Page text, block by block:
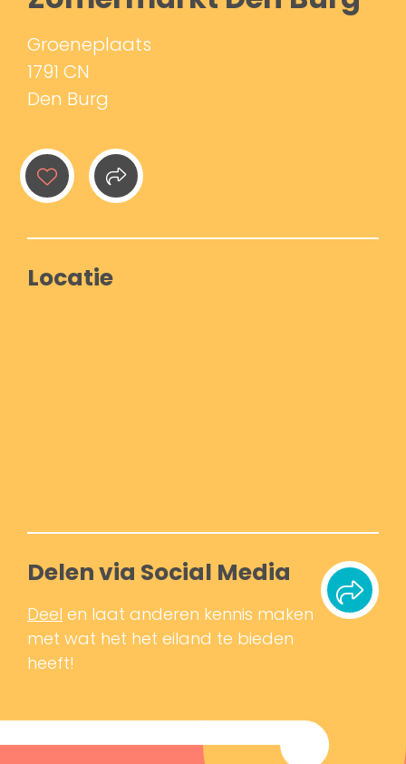
Groeneplaats
1791 CN
Den Burg
Locatie
Delen via Social Media
Deel en laat anderen kennis maken
met wat het het eiland te bieden
heeft!